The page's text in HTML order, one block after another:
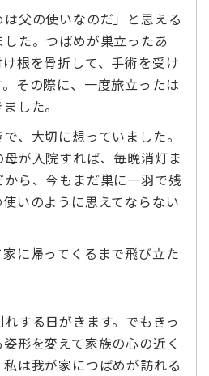
父の使いなのだ」と思える
た。つばめが巣立ったあ
根を骨折して、手術を受け
その際に、一度旅立ったは
した。
、大切に想っていました。
が入院すれば、毎晩消灯ま
ら、今もまだ巣に一羽で残
いのように思えてならない
に帰ってくるまで飛び立た
する日がきます。でもきっ
形を変えて家族の心の近く
は我が家につばめが訪れる